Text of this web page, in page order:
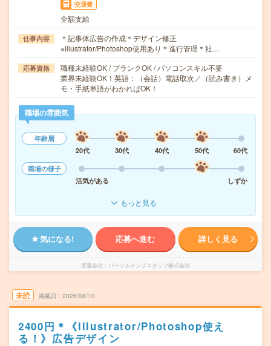
交通費
全額支給
仕事内容
＊記事体広告の作成＊デザイン修正
※illustrator/Photoshop使用あり＊進行管理＊社…
応募資格
職種未経験OK / ブランクOK / パソコンスキル不要
業界未経験OK！英語：（会話）電話取次／（読み書き）メ
モ・手紙単語がわかればOK！
職場の雰囲気
年齢層
20代
30代 40代 50代
60代
職場の様子
活気がある
しずか
もっと見る
気になる! 応募へ進む 詳しく見る
派遣会社 パーソルテンプスタッフ株式会社
未読 掲載日 2026/08/10
2400円＊《illustrator/Photoshop使え
る！》広告デザイン